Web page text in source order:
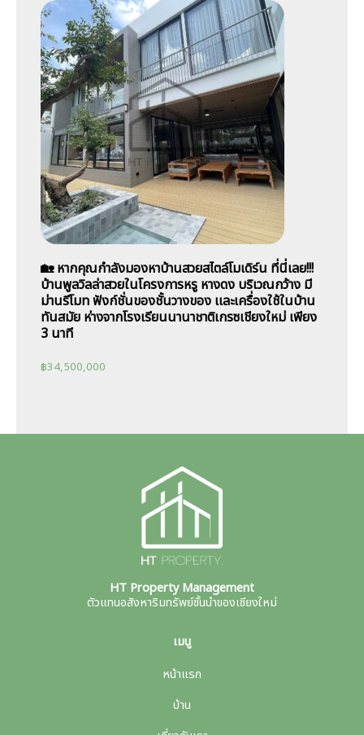
🏡 หากคุณกำลังมองหาบ้านสวยสไตล์โมเดิร์น ที่นี่เลย!!!
บ้านพูลวิลล่าสวยในโครงการหรู หางดง บริเวณกว้าง มี
ม่านรีโมท ฟังก์ชั่นของชั้นวางของ เเละเครื่องใช้ในบ้าน
ทันสมัย ห่างจากโรงเรียนนานาชาติเกรซเชียงใหม่ เพียง
3 นาที
฿34,500,000
HT Property Management
ตัวแทนอสังหาริมทรัพย์ชั้นนำของเชียงใหม่
เมนู
หน้าแรก
บ้าน